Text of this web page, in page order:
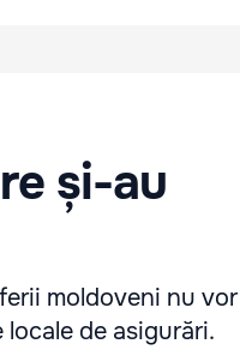
și-au
moldoveni nu vor
de asigurări.